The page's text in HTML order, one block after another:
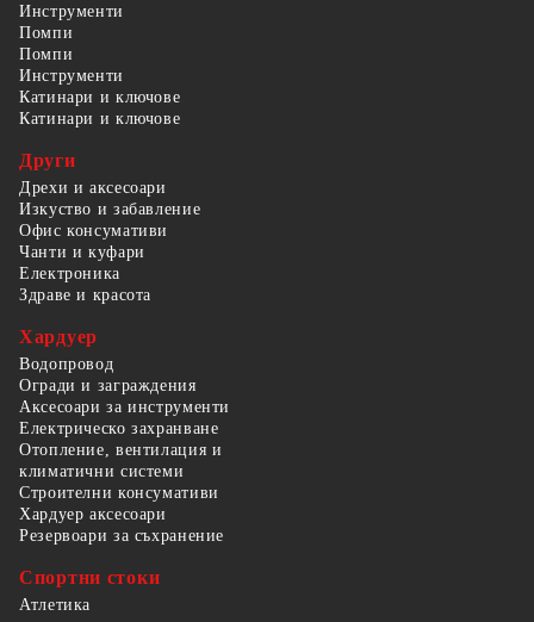
Инструменти
Помпи
Помпи
Инструменти
Катинари и ключове
Катинари и ключове
Други
Дрехи и аксесоари
Изкуство и забавление
Офис консумативи
Чанти и куфари
Електроника
Здраве и красота
Хардуер
Водопровод
Огради и заграждения
Аксесоари за инструменти
Електрическо захранване
Отопление, вентилация и
климатични системи
Строителни консумативи
Хардуер аксесоари
Резервоари за съхранение
Спортни стоки
Атлетика